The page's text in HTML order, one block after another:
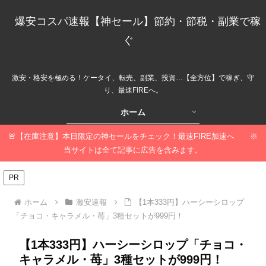
爆安コスパ速報【神セール】節約・節税・副業で稼
ぐ
激安・格安を極める！ケータイ、転売、副業、投資…【全方位】で稼ぎ、守
り、最速FIREへ。
ホーム
🚨【在庫注意】本日限定の神セールをチェック！最速FIRE加速へ ※
当サイトは全て記事に広告を含みます。
PR
ホーム 激安速報
【1本333円】ハーシーシロップ
「チョコ・キャラメル・苺」3種セットが999円！
【1本333円】ハーシーシロップ「チョコ・
キャラメル・苺」3種セットが999円！